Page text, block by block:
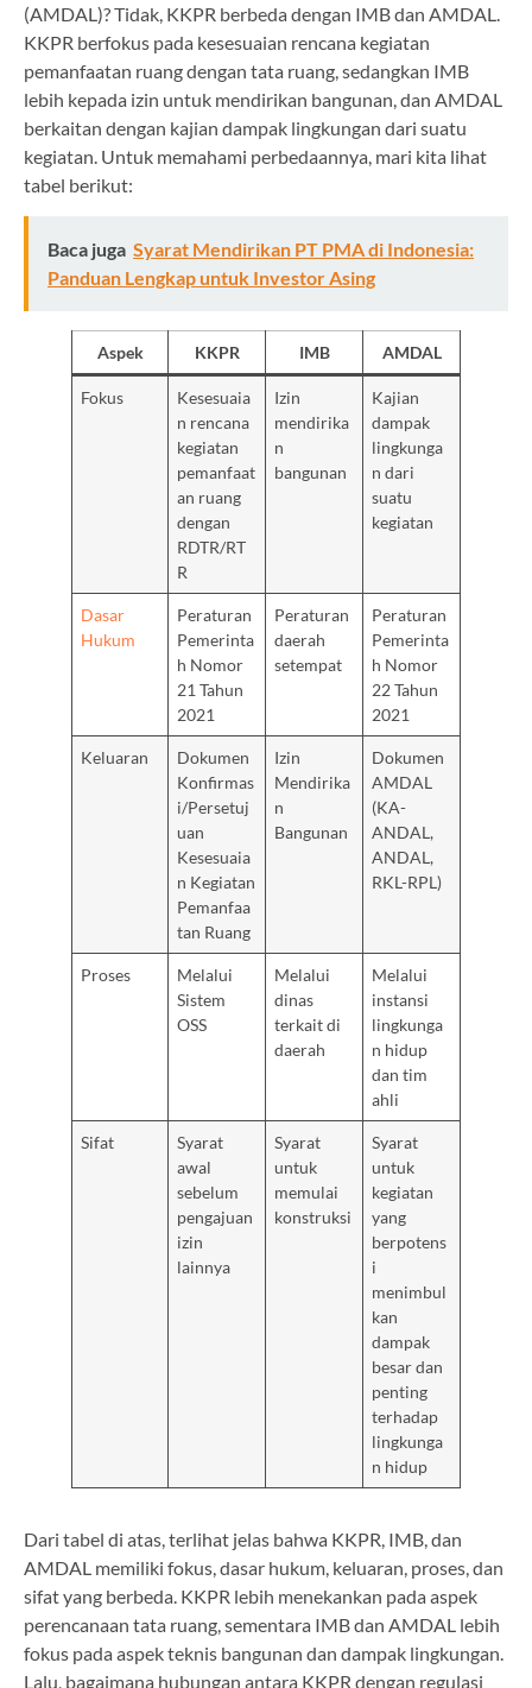
(AMDAL)? Tidak, KKPR berbeda dengan IMB dan AMDAL.
KKPR berfokus pada kesesuaian rencana kegiatan
pemanfaatan ruang dengan tata ruang, sedangkan IMB
lebih kepada izin untuk mendirikan bangunan, dan AMDAL
berkaitan dengan kajian dampak lingkungan dari suatu
kegiatan. Untuk memahami perbedaannya, mari kita lihat
tabel berikut:
Baca juga Syarat Mendirikan PT PMA di Indonesia:
Panduan Lengkap untuk Investor Asing
Aspek KKPR IMB AMDAL
Fokus
Kesesuaia
n rencana
kegiatan
pemanfaat
an ruang
dengan
RDTR/RT
R
Izin
mendirika
n
bangunan
Kajian
dampak
lingkunga
n dari
suatu
kegiatan
Dasar
Hukum
Peraturan
Pemerinta
h Nomor
21 Tahun
2021
Peraturan
daerah
setempat
Peraturan
Pemerinta
h Nomor
22 Tahun
2021
Keluaran
Dokumen
Konfirmas
i/Persetuj
uan
Kesesuaia
n Kegiatan
Pemanfaa
tan Ruang
Izin
Mendirika
n
Bangunan
Dokumen
AMDAL
(KA-
ANDAL,
ANDAL,
RKL-RPL)
Proses
Melalui
Sistem
OSS
Melalui
dinas
terkait di
daerah
Melalui
instansi
lingkunga
n hidup
dan tim
ahli
Sifat
Syarat
awal
sebelum
pengajuan
izin
lainnya
Syarat
untuk
memulai
konstruksi
Syarat
untuk
kegiatan
yang
berpotens
i
menimbul
kan
dampak
besar dan
penting
terhadap
lingkunga
n hidup
Dari tabel di atas, terlihat jelas bahwa KKPR, IMB, dan
AMDAL memiliki fokus, dasar hukum, keluaran, proses, dan
sifat yang berbeda. KKPR lebih menekankan pada aspek
perencanaan tata ruang, sementara IMB dan AMDAL lebih
fokus pada aspek teknis bangunan dan dampak lingkungan.
Lalu, bagaimana hubungan antara KKPR dengan regulasi